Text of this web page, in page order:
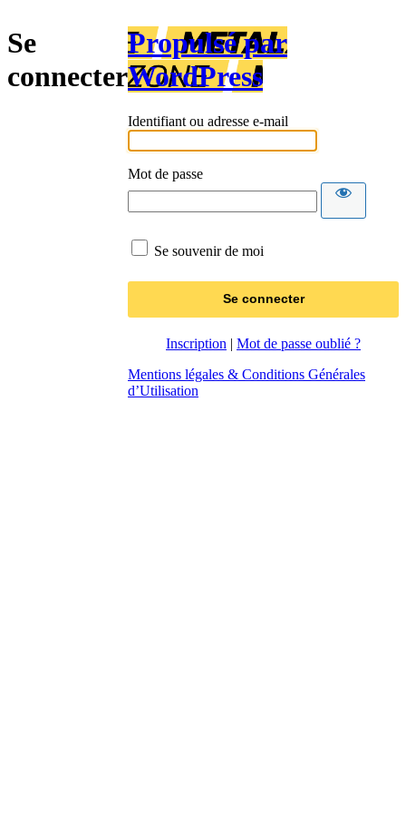
Se
connecter
Propulsé par
WordPress
Identifiant ou adresse e-mail
Mot de passe
Se souvenir de moi
Inscription | Mot de passe oublié ?
Mentions légales & Conditions Générales
d’Utilisation